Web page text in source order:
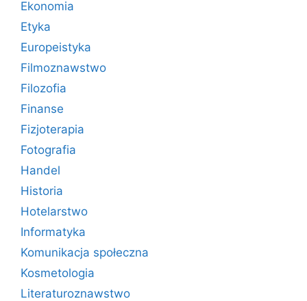
Ekonomia
Etyka
Europeistyka
Filmoznawstwo
Filozofia
Finanse
Fizjoterapia
Fotografia
Handel
Historia
Hotelarstwo
Informatyka
Komunikacja społeczna
Kosmetologia
Literaturoznawstwo